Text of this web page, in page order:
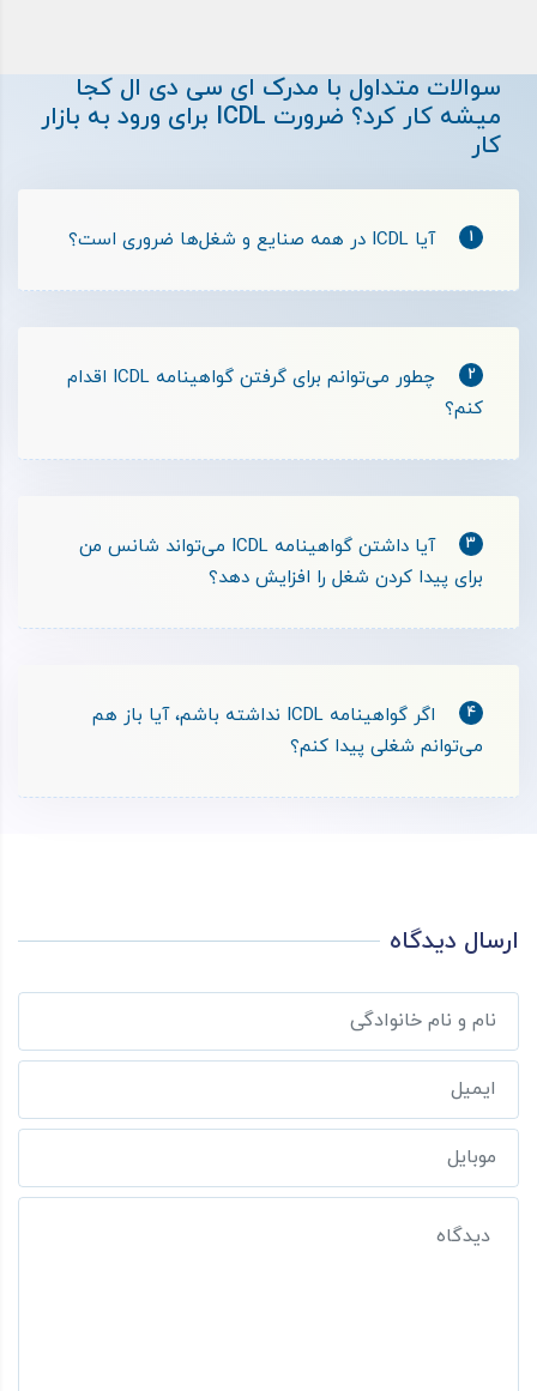
سوالات متداول با مدرک ای سی دی ال کجا
میشه کار کرد؟ ضرورت ICDL برای ورود به بازار
کار
1 آیا ICDL در همه صنایع و شغل‌ها ضروری است؟
2
چطور می‌توانم برای گرفتن گواهینامه ICDL اقدام
کنم؟
3
آیا داشتن گواهینامه ICDL می‌تواند شانس من
برای پیدا کردن شغل را افزایش دهد؟
4
اگر گواهینامه ICDL نداشته باشم، آیا باز هم
می‌توانم شغلی پیدا کنم؟
ارسال دیدگاه